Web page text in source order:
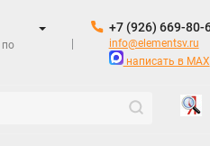
по
+7 (926) 669-80-
info@elementsv.ru
написать в MAX